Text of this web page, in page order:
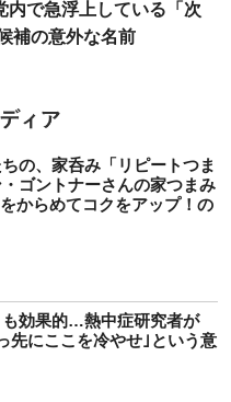
内で急浮上している「次
補の意外な名前
ちの、家呑み「リピートつま
ゴントナーさんの家つまみ
からめてコクをアップ！の
効果的…熱中症研究者が
先にここを冷やせ｣という意